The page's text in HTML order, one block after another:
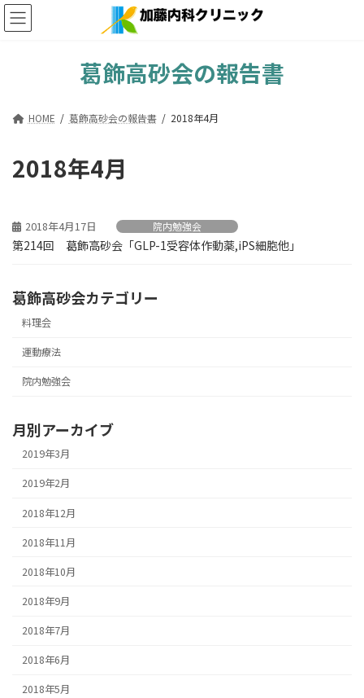
コ
ン
ナ
ビ
葛飾高砂会の報告書
HOME 葛飾高砂会の報告書 2018年4月
2018年4月
2018年4月17日 院内勉強会
第214回 葛飾高砂会「GLP-1受容体作動薬,iPS細胞他」
葛飾高砂会カテゴリー
料理会
運動療法
院内勉強会
月別アーカイブ
2019年3月
2019年2月
2018年12月
2018年11月
2018年10月
2018年9月
2018年7月
2018年6月
2018年5月